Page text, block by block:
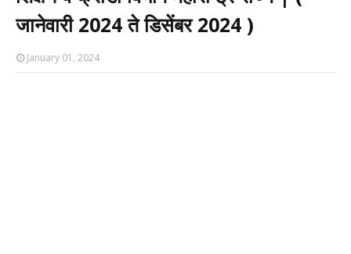
जानेवारी 2024 ते डिसेंबर 2024 )
January 01, 2024